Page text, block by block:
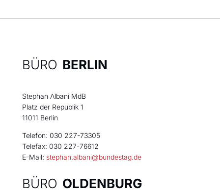
BÜRO BERLIN
Stephan Albani MdB
Platz der Republik 1
11011 Berlin
Telefon: 030 227-73305
Telefax: 030 227-76612
E-Mail: stephan.albani@bundestag.de
BÜRO OLDENBURG